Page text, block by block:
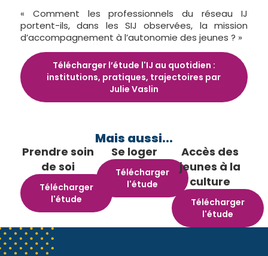
« Comment les professionnels du réseau IJ
portent-ils, dans les SIJ observées, la mission
d’accompagnement à l’autonomie des jeunes ? »
Télécharger l’étude l'IJ au quotidien :
institutions, pratiques, trajectoires par
Julie Vaslin
Mais aussi...
Prendre soin
de soi
Télécharger
l'étude
Se loger
Télécharger
l'étude
Accès des
jeunes à la
culture
Télécharger
l'étude